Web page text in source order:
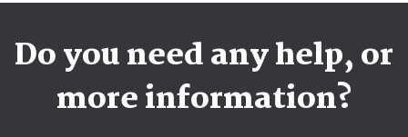
Do you need any help, or
more information?